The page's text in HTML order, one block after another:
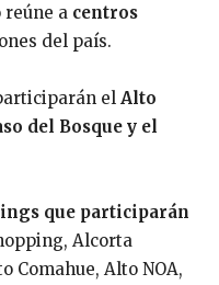
a centros
del país.
el Alto
del Bosque y el
que participarán
Alcorta
Comahue, Alto NOA,